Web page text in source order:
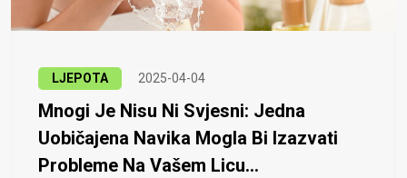
LJEPOTA 2025-04-04
Mnogi Je Nisu Ni Svjesni: Jedna
Uobičajena Navika Mogla Bi Izazvati
Probleme Na Vašem Licu...